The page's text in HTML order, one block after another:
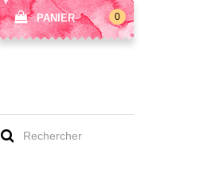
PANIER 0